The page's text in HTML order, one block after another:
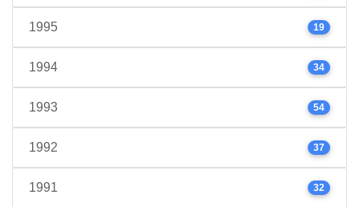
1995 19
1994 34
1993 54
1992 37
1991 32